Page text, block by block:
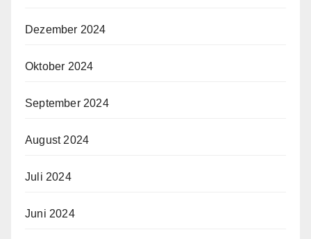
Dezember 2024
Oktober 2024
September 2024
August 2024
Juli 2024
Juni 2024